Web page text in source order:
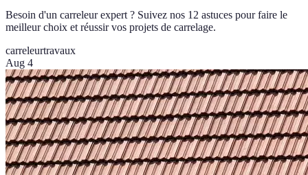
Besoin d'un carreleur expert ? Suivez nos 12 astuces pour faire le
meilleur choix et réussir vos projets de carrelage.
carreleurtravaux
Aug 4